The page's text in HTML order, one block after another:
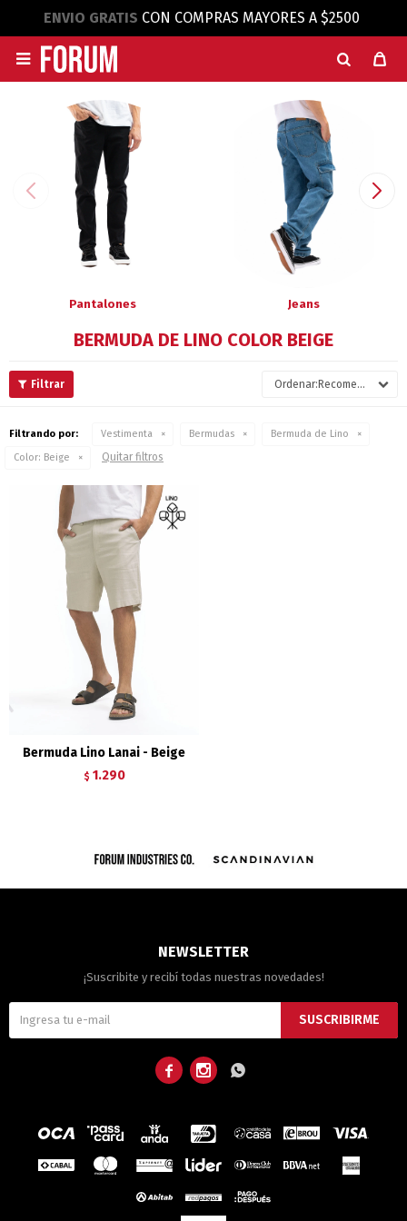
ENVIO GRATIS CON COMPRAS MAYORES A $2500

Pantalones Jeans
BERMUDA DE LINO COLOR BEIGE
Recomendados
Filtrando por: Vestimenta Bermudas
Bermuda de Lino
Color: Beige Quitar filtros
Bermuda Lino Lanai - Beige
$ 1.290
NEWSLETTER
¡Suscribite y recibí todas nuestras novedades!
SUSCRIBIRME
  